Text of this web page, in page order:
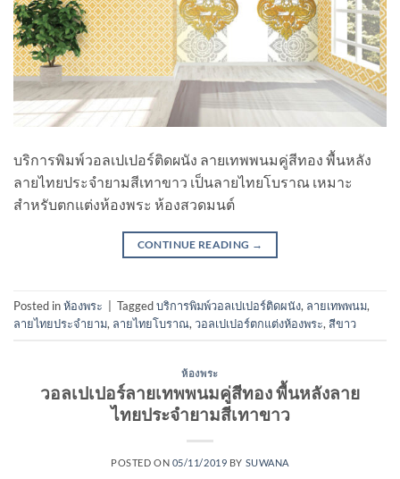
บริการพิมพ์วอลเปเปอร์ติดผนัง ลายเทพพนมคู่สีทอง พื้นหลัง
ลายไทยประจำยามสีเทาขาว เป็นลายไทยโบราณ เหมาะ
สำหรับตกแต่งห้องพระ ห้องสวดมนต์
CONTINUE READING →
Posted inห้องพระ Taggedบริการพิมพ์วอลเปเปอร์ติดผนัง, ลายเทพพนม,
ลายไทยประจำยาม, ลายไทยโบราณ, วอลเปเปอร์ตกแต่งห้องพระ, สีขาว
ห้องพระ
วอลเปเปอร์ลายเทพพนมคู่สีทอง พื้นหลังลาย
ไทยประจำยามสีเทาขาว
POSTED ON 05/11/2019 BY SUWANA